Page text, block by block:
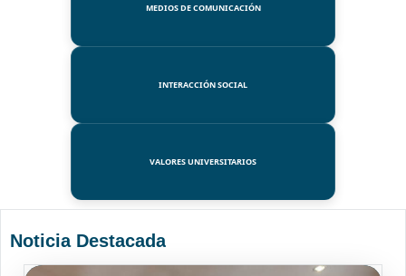
MEDIOS DE COMUNICACIÓN
INTERACCIÓN SOCIAL
VALORES UNIVERSITARIOS
Noticia Destacada